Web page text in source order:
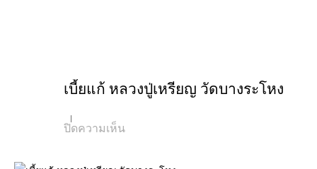
เบี้ยแก้ หลวงปู่เหรียญ วัดบางระโหง
ปิดความเห็นบน